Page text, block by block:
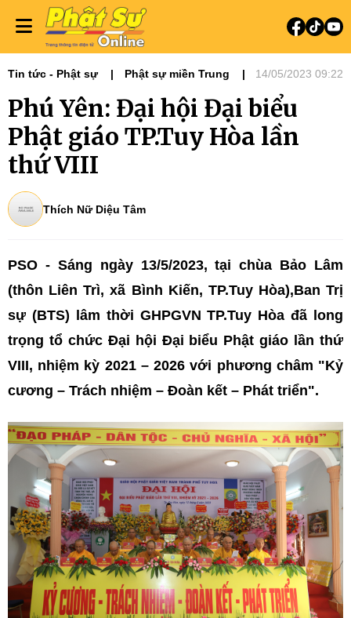
Tin tức - Phật sự
Phật sự miền Trung
14/05/2023 09:22
Phú Yên: Đại hội Đại biểu
Phật giáo TP.Tuy Hòa lần
thứ VIII
Thích Nữ Diệu Tâm
PSO - Sáng ngày 13/5/2023, tại chùa Bảo Lâm
(thôn Liên Trì, xã Bình Kiến, TP.Tuy Hòa),Ban Trị
sự (BTS) lâm thời GHPGVN TP.Tuy Hòa đã long
trọng tổ chức Đại hội Đại biểu Phật giáo lần thứ
VIII, nhiệm kỳ 2021 – 2026 với phương châm "Kỷ
cương – Trách nhiệm – Đoàn kết – Phát triển".